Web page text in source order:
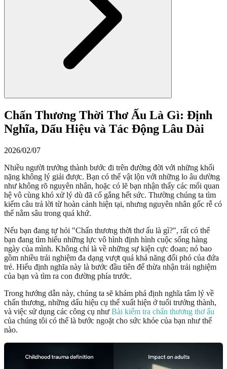
Chấn Thương Thời Thơ Ấu Là Gì: Định
Nghĩa, Dấu Hiệu và Tác Động Lâu Dài
2026/02/07
Nhiều người trưởng thành bước đi trên đường đời với những khối
nặng không lý giải được. Bạn có thể vật lộn với những lo âu dường
như không rõ nguyên nhân, hoặc có lẽ bạn nhận thấy các mối quan
hệ vô cùng khó xử lý dù đã cố gắng hết sức. Thường chúng ta tìm
kiếm câu trả lời từ hoàn cảnh hiện tại, nhưng nguyên nhân gốc rễ có
thể nằm sâu trong quá khứ.
Nếu bạn đang tự hỏi "Chấn thương thời thơ ấu là gì?", rất có thể
bạn đang tìm hiểu những lực vô hình định hình cuộc sống hàng
ngày của mình. Không chỉ là về những sự kiện cực đoan; nó bao
gồm nhiều trải nghiệm đa dạng vượt quá khả năng đối phó của đứa
trẻ. Hiểu định nghĩa này là bước đầu tiên để thừa nhận trải nghiệm
của bạn và tìm ra con đường phía trước.
Trong hướng dẫn này, chúng ta sẽ khám phá định nghĩa tâm lý về
chấn thương, những dấu hiệu cụ thể xuất hiện ở tuổi trưởng thành,
và việc sử dụng các công cụ như Bài kiểm tra chấn thương thơ ấu
của chúng tôi có thể là bước ngoặt cho sức khỏe của bạn như thế
nào.